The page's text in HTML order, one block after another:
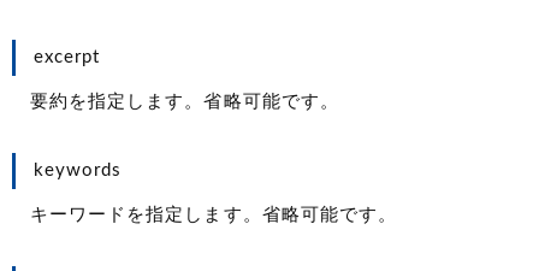
excerpt
要約を指定します。省略可能です。
keywords
キーワードを指定します。省略可能です。